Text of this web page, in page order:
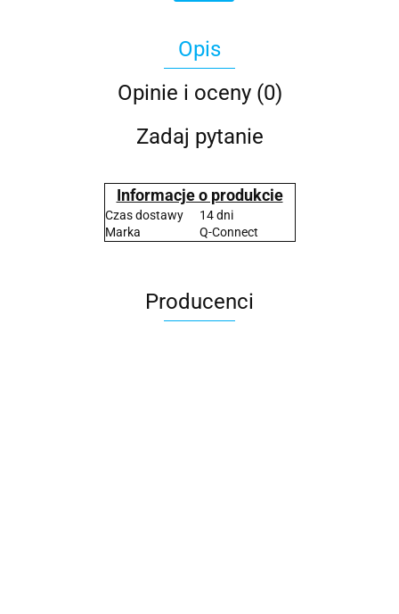
Opis
Opinie i oceny (0)
Zadaj pytanie
Informacje o produkcie
Czas dostawy
14 dni
Marka
Q-Connect
Producenci